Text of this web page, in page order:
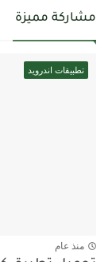
مشاركة مميزة
تطبيقات اندرويد
منذ عام